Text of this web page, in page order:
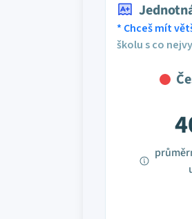
* Chceš mít
školu s co